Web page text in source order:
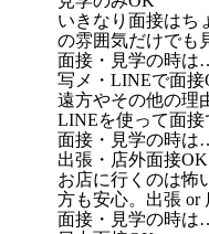
いきなり面接はち
の雰囲気だけでも
面接・見学の時は
写メ・LINEで面接
遠方やその他の理
LINEを使って面接
面接・見学の時は
出張・店外面接OK
お店に行くのは
方も安心。出張 or
面接・見学の時は